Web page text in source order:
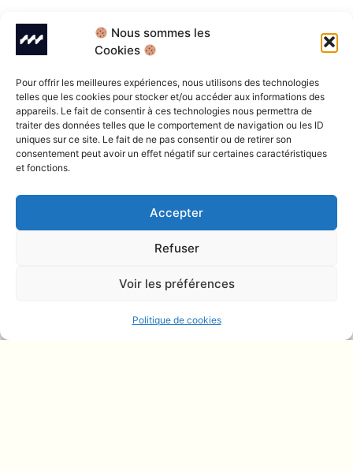
Nous sommes les
Cookies
Pour offrir les meilleures expériences, nous utilisons des technologies
telles que les cookies pour stocker et/ou accéder aux informations des
appareils. Le fait de consentir à ces technologies nous permettra de
traiter des données telles que le comportement de navigation ou les ID
uniques sur ce site. Le fait de ne pas consentir ou de retirer son
consentement peut avoir un effet négatif sur certaines caractéristiques
et fonctions.
Accepter
Refuser
Voir les préférences
Politique de cookies
CONTACT
Préparer une session, c’est souvent beaucoup de questions.
Parlons en ensemble :
06 85 75 83 11
de contact
Dans les coulisses ·@quaison_studio